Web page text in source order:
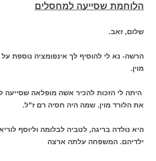
הלוחמת שסייעה למחסלים
שלום, זאב.
הרשה- נא לי להוסיף לך אינפומציה נוספת
מוין.
היתה לי הזכות להכיר אשה מופלאה שסייעה
את הלורד מוין. שמה היה חסיה רם ז"ל.
היא נולדה בריגה, לטביה לבלומה וליוסף
ילדיהם. המשפחה עלתה ארצה